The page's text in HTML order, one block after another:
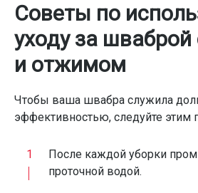
Советы по
уходу за
и отжимом
Чтобы ваша швабра служила
эффективностью, следуйте этим
После каждой уборки
проточной водой.